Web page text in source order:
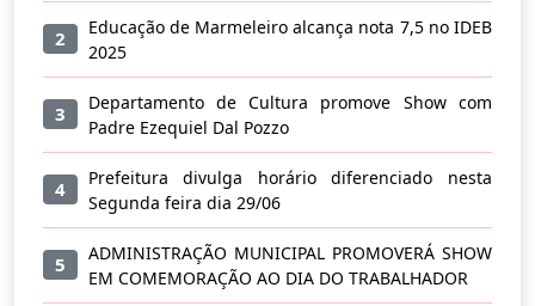
2
Educação de Marmeleiro alcança nota 7,5 no IDEB
2025
3
Departamento de Cultura promove Show com
Padre Ezequiel Dal Pozzo
4
Prefeitura divulga horário diferenciado nesta
Segunda feira dia 29/06
5
ADMINISTRAÇÃO MUNICIPAL PROMOVERÁ SHOW
EM COMEMORAÇÃO AO DIA DO TRABALHADOR